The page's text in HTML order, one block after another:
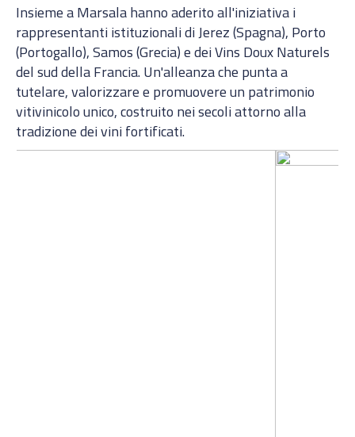
Insieme a Marsala hanno aderito all'iniziativa i
rappresentanti istituzionali di Jerez (Spagna), Porto
(Portogallo), Samos (Grecia) e dei Vins Doux Naturels
del sud della Francia. Un'alleanza che punta a
tutelare, valorizzare e promuovere un patrimonio
vitivinicolo unico, costruito nei secoli attorno alla
tradizione dei vini fortificati.